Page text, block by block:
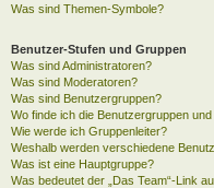
Was sind Themen-Symbole?
Benutzer-Stufen und Gruppen
Was sind Administratoren?
Was sind Moderatoren?
Was sind Benutzergruppen?
Wo finde ich die Benutzergruppen
Wie werde ich Gruppenleiter?
Weshalb werden verschiedene
Was ist eine Hauptgruppe?
Was bedeutet der „Das Team“-Link